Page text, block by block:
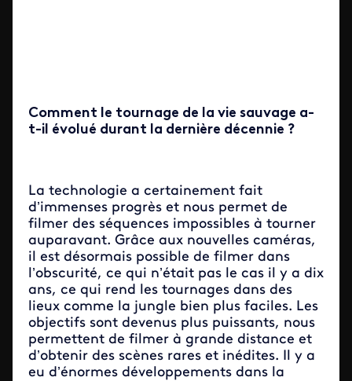
Comment le tournage de la vie sauvage a-
t-il évolué durant la dernière décennie ?
La technologie a certainement fait
d’immenses progrès et nous permet de
filmer des séquences impossibles à tourner
auparavant. Grâce aux nouvelles caméras,
il est désormais possible de filmer dans
l’obscurité, ce qui n’était pas le cas il y a dix
ans, ce qui rend les tournages dans des
lieux comme la jungle bien plus faciles. Les
objectifs sont devenus plus puissants, nous
permettent de filmer à grande distance et
d’obtenir des scènes rares et inédites. Il y a
eu d’énormes développements dans la